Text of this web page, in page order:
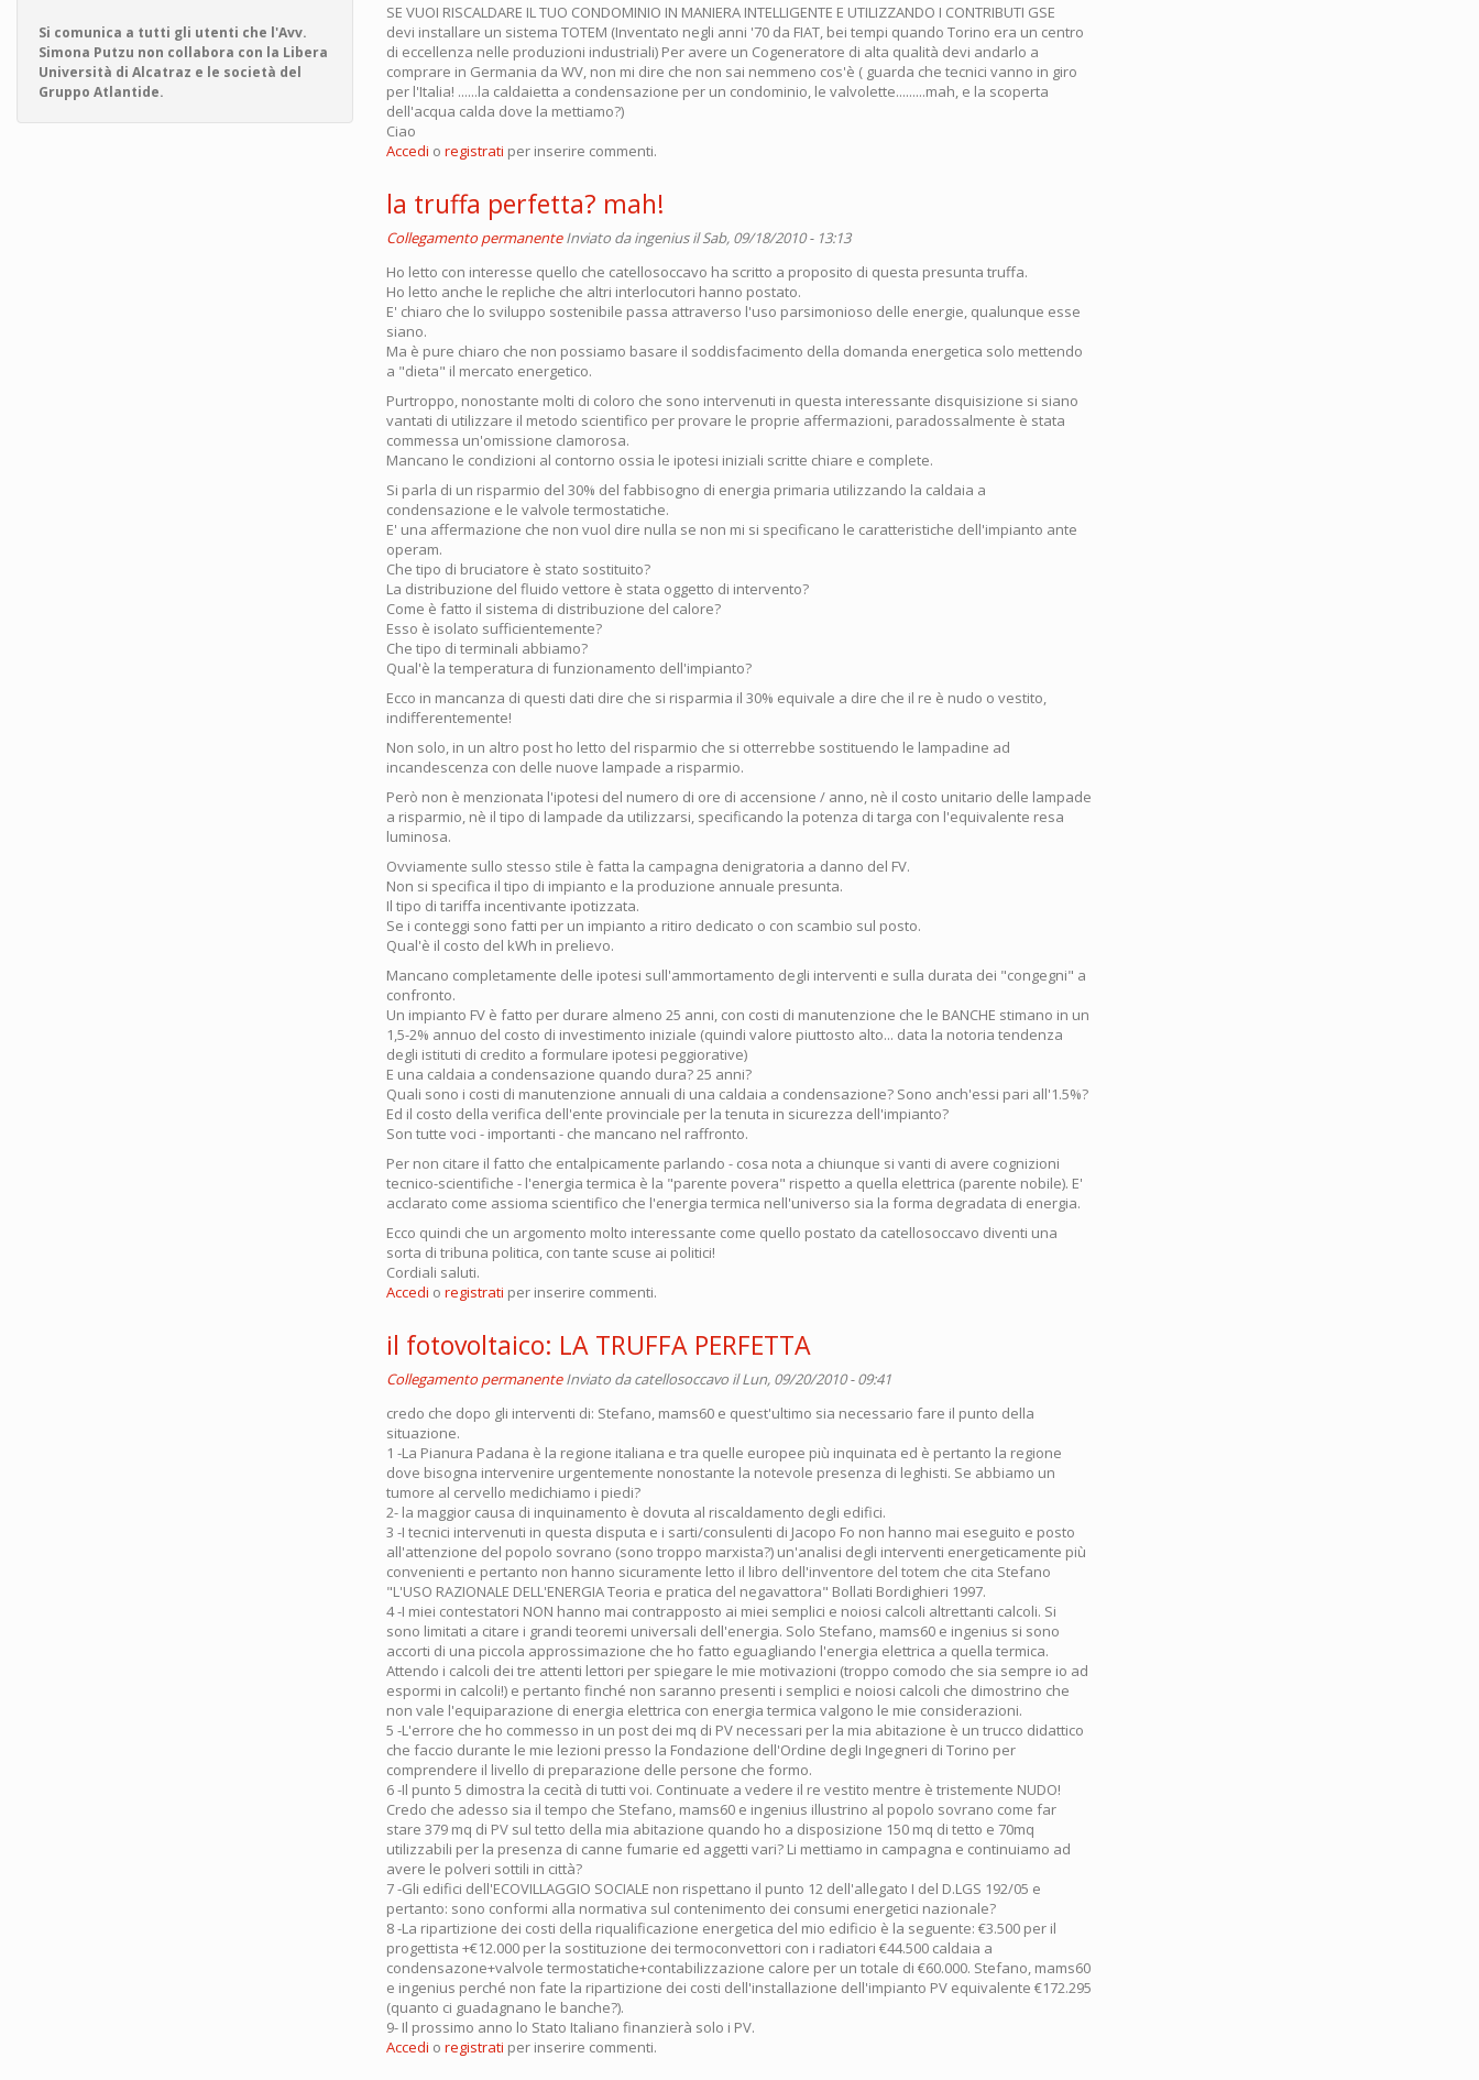
Si comunica a tutti gli utenti che l'Avv.
Simona Putzu non collabora con la Libera
Università di Alcatraz e le società del
Gruppo Atlantide.
SE VUOI RISCALDARE IL TUO CONDOMINIO IN MANIERA INTELLIGENTE E UTILIZZANDO I CONTRIBUTI GSE
devi installare un sistema TOTEM (Inventato negli anni '70 da FIAT, bei tempi quando Torino era un centro
di eccellenza nelle produzioni industriali) Per avere un Cogeneratore di alta qualità devi andarlo a
comprare in Germania da WV, non mi dire che non sai nemmeno cos'è ( guarda che tecnici vanno in giro
per l'Italia! ......la caldaietta a condensazione per un condominio, le valvolette.........mah, e la scoperta
dell'acqua calda dove la mettiamo?)
Ciao
Accedi o registrati per inserire commenti.
la truffa perfetta? mah!
Collegamento permanente Inviato daingeniusil Sab, 09/18/2010 - 13:13
Ho letto con interesse quello che catellosoccavo ha scritto a proposito di questa presunta truffa.
Ho letto anche le repliche che altri interlocutori hanno postato.
E' chiaro che lo sviluppo sostenibile passa attraverso l'uso parsimonioso delle energie, qualunque esse
siano.
Ma è pure chiaro che non possiamo basare il soddisfacimento della domanda energetica solo mettendo
a "dieta" il mercato energetico.
Purtroppo, nonostante molti di coloro che sono intervenuti in questa interessante disquisizione si siano
vantati di utilizzare il metodo scientifico per provare le proprie affermazioni, paradossalmente è stata
commessa un'omissione clamorosa.
Mancano le condizioni al contorno ossia le ipotesi iniziali scritte chiare e complete.
Si parla di un risparmio del 30% del fabbisogno di energia primaria utilizzando la caldaia a
condensazione e le valvole termostatiche.
E' una affermazione che non vuol dire nulla se non mi si specificano le caratteristiche dell'impianto ante
operam.
Che tipo di bruciatore è stato sostituito?
La distribuzione del fluido vettore è stata oggetto di intervento?
Come è fatto il sistema di distribuzione del calore?
Esso è isolato sufficientemente?
Che tipo di terminali abbiamo?
Qual'è la temperatura di funzionamento dell'impianto?
Ecco in mancanza di questi dati dire che si risparmia il 30% equivale a dire che il re è nudo o vestito,
indifferentemente!
Non solo, in un altro post ho letto del risparmio che si otterrebbe sostituendo le lampadine ad
incandescenza con delle nuove lampade a risparmio.
Però non è menzionata l'ipotesi del numero di ore di accensione / anno, nè il costo unitario delle lampade
a risparmio, nè il tipo di lampade da utilizzarsi, specificando la potenza di targa con l'equivalente resa
luminosa.
Ovviamente sullo stesso stile è fatta la campagna denigratoria a danno del FV.
Non si specifica il tipo di impianto e la produzione annuale presunta.
Il tipo di tariffa incentivante ipotizzata.
Se i conteggi sono fatti per un impianto a ritiro dedicato o con scambio sul posto.
Qual'è il costo del kWh in prelievo.
Mancano completamente delle ipotesi sull'ammortamento degli interventi e sulla durata dei "congegni" a
confronto.
Un impianto FV è fatto per durare almeno 25 anni, con costi di manutenzione che le BANCHE stimano in un
1,5-2% annuo del costo di investimento iniziale (quindi valore piuttosto alto... data la notoria tendenza
degli istituti di credito a formulare ipotesi peggiorative)
E una caldaia a condensazione quando dura? 25 anni?
Quali sono i costi di manutenzione annuali di una caldaia a condensazione? Sono anch'essi pari all'1.5%?
Ed il costo della verifica dell'ente provinciale per la tenuta in sicurezza dell'impianto?
Son tutte voci - importanti - che mancano nel raffronto.
Per non citare il fatto che entalpicamente parlando - cosa nota a chiunque si vanti di avere cognizioni
tecnico-scientifiche - l'energia termica è la "parente povera" rispetto a quella elettrica (parente nobile). E'
acclarato come assioma scientifico che l'energia termica nell'universo sia la forma degradata di energia.
Ecco quindi che un argomento molto interessante come quello postato da catellosoccavo diventi una
sorta di tribuna politica, con tante scuse ai politici!
Cordiali saluti.
Accedi o registrati per inserire commenti.
il fotovoltaico: LA TRUFFA PERFETTA
Collegamento permanente Inviato dacatellosoccavo il Lun, 09/20/2010 - 09:41
credo che dopo gli interventi di: Stefano, mams60 e quest'ultimo sia necessario fare il punto della
situazione.
1 -La Pianura Padana è la regione italiana e tra quelle europee più inquinata ed è pertanto la regione
dove bisogna intervenire urgentemente nonostante la notevole presenza di leghisti. Se abbiamo un
tumore al cervello medichiamo i piedi?
2- la maggior causa di inquinamento è dovuta al riscaldamento degli edifici.
3 -I tecnici intervenuti in questa disputa e i sarti/consulenti di Jacopo Fo non hanno mai eseguito e posto
all'attenzione del popolo sovrano (sono troppo marxista?) un'analisi degli interventi energeticamente più
convenienti e pertanto non hanno sicuramente letto il libro dell'inventore del totem che cita Stefano
"L'USO RAZIONALE DELL'ENERGIA Teoria e pratica del negavattora" Bollati Bordighieri 1997.
4 -I miei contestatori NON hanno mai contrapposto ai miei semplici e noiosi calcoli altrettanti calcoli. Si
sono limitati a citare i grandi teoremi universali dell'energia. Solo Stefano, mams60 e ingenius si sono
accorti di una piccola approssimazione che ho fatto eguagliando l'energia elettrica a quella termica.
Attendo i calcoli dei tre attenti lettori per spiegare le mie motivazioni (troppo comodo che sia sempre io ad
espormi in calcoli!) e pertanto finché non saranno presenti i semplici e noiosi calcoli che dimostrino che
non vale l'equiparazione di energia elettrica con energia termica valgono le mie considerazioni.
5 -L'errore che ho commesso in un post dei mq di PV necessari per la mia abitazione è un trucco didattico
che faccio durante le mie lezioni presso la Fondazione dell'Ordine degli Ingegneri di Torino per
comprendere il livello di preparazione delle persone che formo.
6 -Il punto 5 dimostra la cecità di tutti voi. Continuate a vedere il re vestito mentre è tristemente NUDO!
Credo che adesso sia il tempo che Stefano, mams60 e ingenius illustrino al popolo sovrano come far
stare 379 mq di PV sul tetto della mia abitazione quando ho a disposizione 150 mq di tetto e 70mq
utilizzabili per la presenza di canne fumarie ed aggetti vari? Li mettiamo in campagna e continuiamo ad
avere le polveri sottili in città?
7 -Gli edifici dell'ECOVILLAGGIO SOCIALE non rispettano il punto 12 dell'allegato I del D.LGS 192/05 e
pertanto: sono conformi alla normativa sul contenimento dei consumi energetici nazionale?
8 -La ripartizione dei costi della riqualificazione energetica del mio edificio è la seguente: €3.500 per il
progettista +€12.000 per la sostituzione dei termoconvettori con i radiatori €44.500 caldaia a
condensazone+valvole termostatiche+contabilizzazione calore per un totale di €60.000. Stefano, mams60
e ingenius perché non fate la ripartizione dei costi dell'installazione dell'impianto PV equivalente €172.295
(quanto ci guadagnano le banche?).
9- Il prossimo anno lo Stato Italiano finanzierà solo i PV.
Accedi o registrati per inserire commenti.